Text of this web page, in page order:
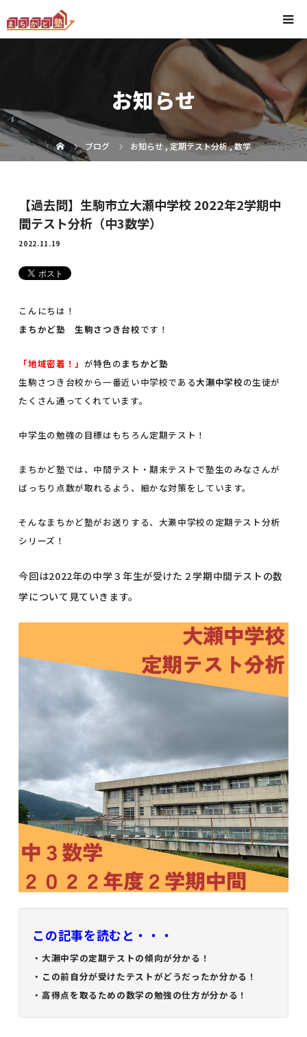
お知らせ
ブログ お知らせ,定期テスト分析,数学
【過去問】生駒市立大瀬中学校 2022年2学期中
間テスト分析（中3数学）
2022.11.19
こんにちは！
まちかど塾 生駒さつき台校です！
「地域密着！」 が特色のまちかど塾
生駒さつき台校から一番近い中学校である大瀬中学校の生徒が
たくさん通ってくれています。
中学生の勉強の目標はもちろん定期テスト！
まちかど塾では、中間テスト・期末テストで塾生のみなさんが
ばっちり点数が取れるよう、細かな対策をしています。
そんなまちかど塾がお送りする、大瀬中学校の定期テスト分析
シリーズ！
今回は2022年の中学３年生が受けた２学期中間テストの数
学について見ていきます。
この記事を読むと・・・
・大瀬中学の定期テストの傾向が分かる！
・この前自分が受けたテストがどうだったか分かる！
・高得点を取るための数学の勉強の仕方が分かる！